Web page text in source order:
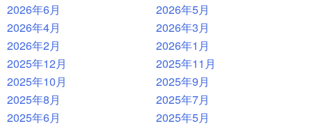
2026年6月
2026年5月
2026年4月
2026年3月
2026年2月
2026年1月
2025年12月
2025年11月
2025年10月
2025年9月
2025年8月
2025年7月
2025年6月
2025年5月